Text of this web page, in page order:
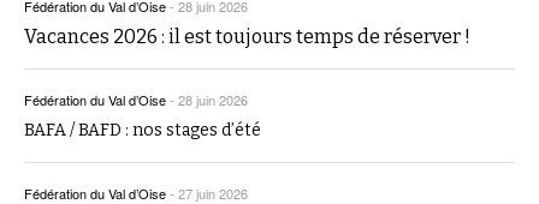
Fédération du Val d’Oise- 28 juin 2026
Vacances 2026 : il est toujours temps de réserver !
Fédération du Val d’Oise- 28 juin 2026
BAFA / BAFD : nos stages d’été
Fédération du Val d’Oise- 27 juin 2026